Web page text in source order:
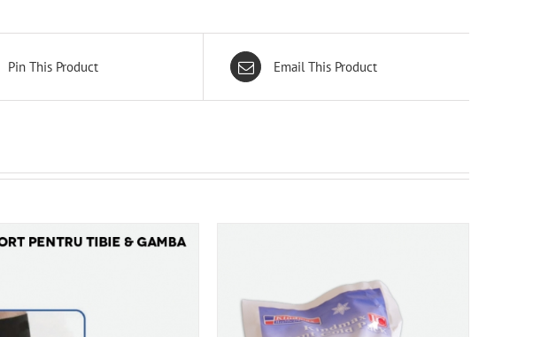
Pin This Product Email This Product